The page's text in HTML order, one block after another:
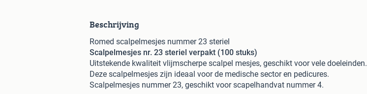
Beschrijving
Romed scalpelmesjes nummer 23 steriel
Scalpelmesjes nr. 23 steriel verpakt (100 stuks)
Uitstekende kwaliteit vlijmscherpe scalpel mesjes, geschikt voor vele doeleinden.
Deze scalpelmesjes zijn ideaal voor de medische sector en pedicures.
Scalpelmesjes nummer 23, geschikt voor scapelhandvat nummer 4.